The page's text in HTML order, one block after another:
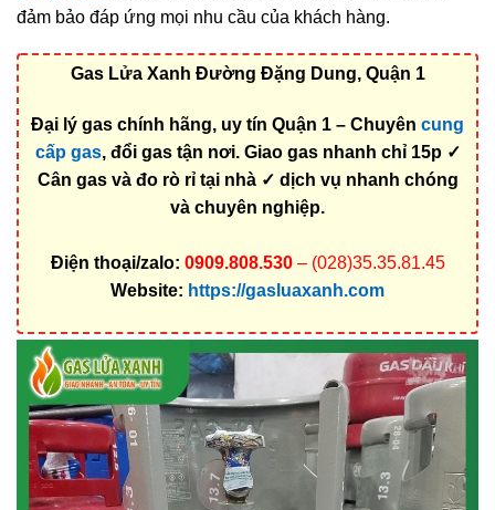
đảm bảo đáp ứng mọi nhu cầu của khách hàng.
Gas Lửa Xanh Đường Đặng Dung, Quận 1
Đại lý gas chính hãng, uy tín Quận 1 – Chuyên cung
cấp gas, đổi gas tận nơi. Giao gas nhanh chỉ 15p ✓
Cân gas và đo rò rỉ tại nhà ✓ dịch vụ nhanh chóng
và chuyên nghiệp.
Điện thoại/zalo: 0909.808.530– (028)35.35.81.45
Website: https://gasluaxanh.com